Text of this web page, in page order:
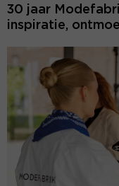
30 jaar
inspiratie,